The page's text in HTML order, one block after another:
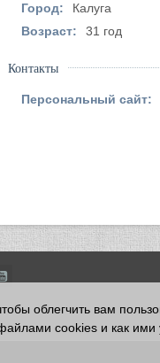
Город:
Калуга
Возраст:
31 год
Контакты
Персональный сайт:
облегчить вам
cookies и как ими